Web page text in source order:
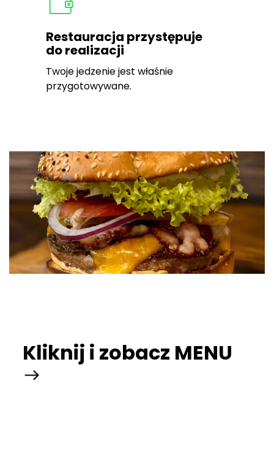
Restauracja przystępuje
do realizacji
Twoje jedzenie jest właśnie
przygotowywane.
Wyróżnione pozycje
Kliknij i zobacz MENU